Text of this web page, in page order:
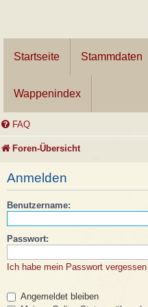
Startseite Stammdaten
Wappenindex
FAQ
Foren-Übersicht
Anmelden
Benutzername:
Passwort:
Ich habe mein Passwort vergessen
Angemeldet bleiben